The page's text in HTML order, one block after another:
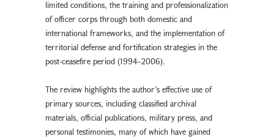
limited conditions, the training and professionalization
of officer corps through both domestic and
international frameworks, and the implementation of
territorial defense and fortification strategies in the
post-ceasefire period (1994–2006).
The review highlights the author’s effective use of
primary sources, including classified archival
materials, official publications, military press, and
personal testimonies, many of which have gained